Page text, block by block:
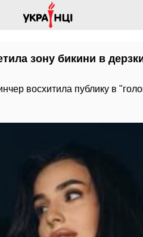
зону бикини в
восхитила публику в